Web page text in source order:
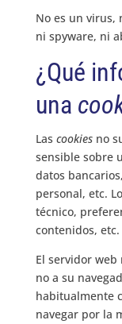
No es un virus,
ni spyware, ni
¿Qué
una
Las cookiesno
sensible sobre
datos
personal, etc.
técnico,
contenidos, etc.
El servidor web
no a su
habitualmente
navegar por la